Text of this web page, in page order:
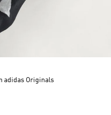
adidas Originals